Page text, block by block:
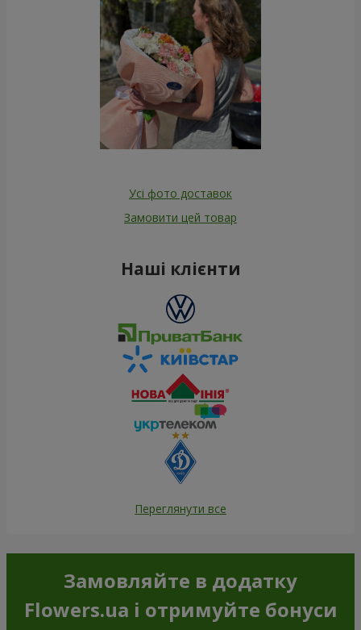
Усі фото доставок
Замовити цей товар
Наші клієнти
Переглянути все
Замовляйте в додатку
Flowers.ua і отримуйте бонуси